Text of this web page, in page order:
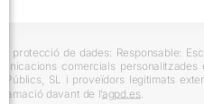
protecció de dades: Responsable:
comercials
i Públics, SL i proveïdors legitimats
davant de l’agpd.es